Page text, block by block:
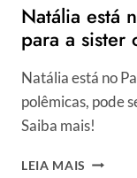
Natália está
para a sister
Natália está no
polêmicas, pode
Saiba mais!
LEIA MAIS NATÁLIA